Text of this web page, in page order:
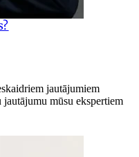
jautājumiem
mūsu ekspertiem